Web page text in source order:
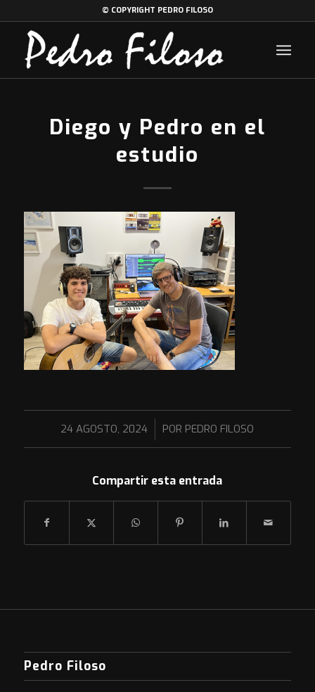
© COPYRIGHT PEDRO FILOSO
Diego y Pedro en el
estudio
24 AGOSTO, 2024
/ POR PEDRO FILOSO
Compartir esta entrada
Pedro Filoso